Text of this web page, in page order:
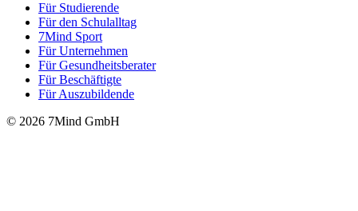
Für Stu­die­rende
Für den Schulalltag
7Mind Sport
Für Unter­neh­men
Für Gesund­heits­be­ra­ter
Für Beschäftigte
Für Auszubildende
© 2026 7Mind GmbH